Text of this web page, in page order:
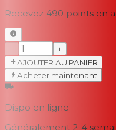
Recevez 490 points en
+
AJOUTER AU PANIER
Acheter maintenant
Dispo en ligne
Généralement 2-4